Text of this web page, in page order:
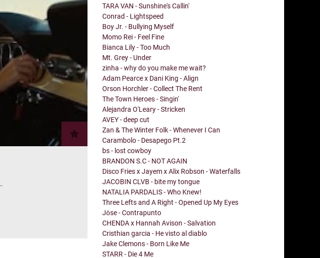
TARA VAN - Sunshine's Callin'
Conrad - Lightspeed
Boy Jr. - Bullying Myself
Momo Rei - Feel Fine
Bianca Lily - Too Much
Mt. Grey - Under
zinha - why do you make me wait?
Adam Pearce x Dani King - Align
Orson Horchler - Collect The Rent
The Town Heroes - Singin'
Alejandra O'Leary - Stricken
AVEY - deep cut
Zan & The Winter Folk - Whenever I Can
Carambolo - Desapego Pt.2
bs - lost cowboy
BRANDON S.C - NOT AGAIN
Disco Fries x Jayem x Alix Robson - Waterfalls
JACOBIN CLVB - bite my tongue
NATALIA PARDALIS - Who Knew!
Three Lefts and A Right - Opened Up My Eyes
Jōse - Contrapunto
CHENDA x Hannah Avison - Salvation
Cristhian garcia - He visto al diablo
Jake Clemons - Born Like Me
STARR - Die 4 Me